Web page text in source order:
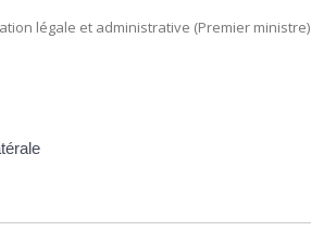
légale et administrative (Premier ministre)